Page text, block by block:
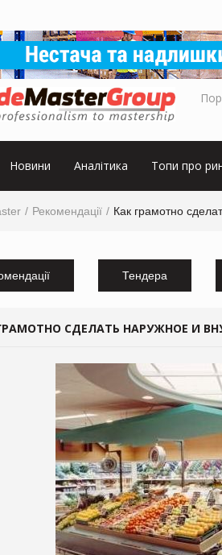
Новини Аналітика Топи про
Рекомендації Как грамотно
Тендера
СДЕЛАТЬ НАРУЖНОЕ И